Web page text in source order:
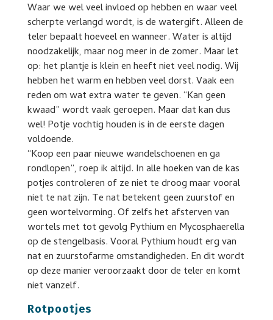
Waar we wel veel invloed op hebben en waar veel
scherpte verlangd wordt, is de watergift. Alleen de
teler bepaalt hoeveel en wanneer. Water is altijd
noodzakelijk, maar nog meer in de zomer. Maar let
op: het plantje is klein en heeft niet veel nodig. Wij
hebben het warm en hebben veel dorst. Vaak een
reden om wat extra water te geven. “Kan geen
kwaad” wordt vaak geroepen. Maar dat kan dus
wel! Potje vochtig houden is in de eerste dagen
voldoende.
“Koop een paar nieuwe wandelschoenen en ga
rondlopen”, roep ik altijd. In alle hoeken van de kas
potjes controleren of ze niet te droog maar vooral
niet te nat zijn. Te nat betekent geen zuurstof en
geen wortelvorming. Of zelfs het afsterven van
wortels met tot gevolg Pythium en Mycosphaerella
op de stengelbasis. Vooral Pythium houdt erg van
nat en zuurstofarme omstandigheden. En dit wordt
op deze manier veroorzaakt door de teler en komt
niet vanzelf.
Rotpootjes